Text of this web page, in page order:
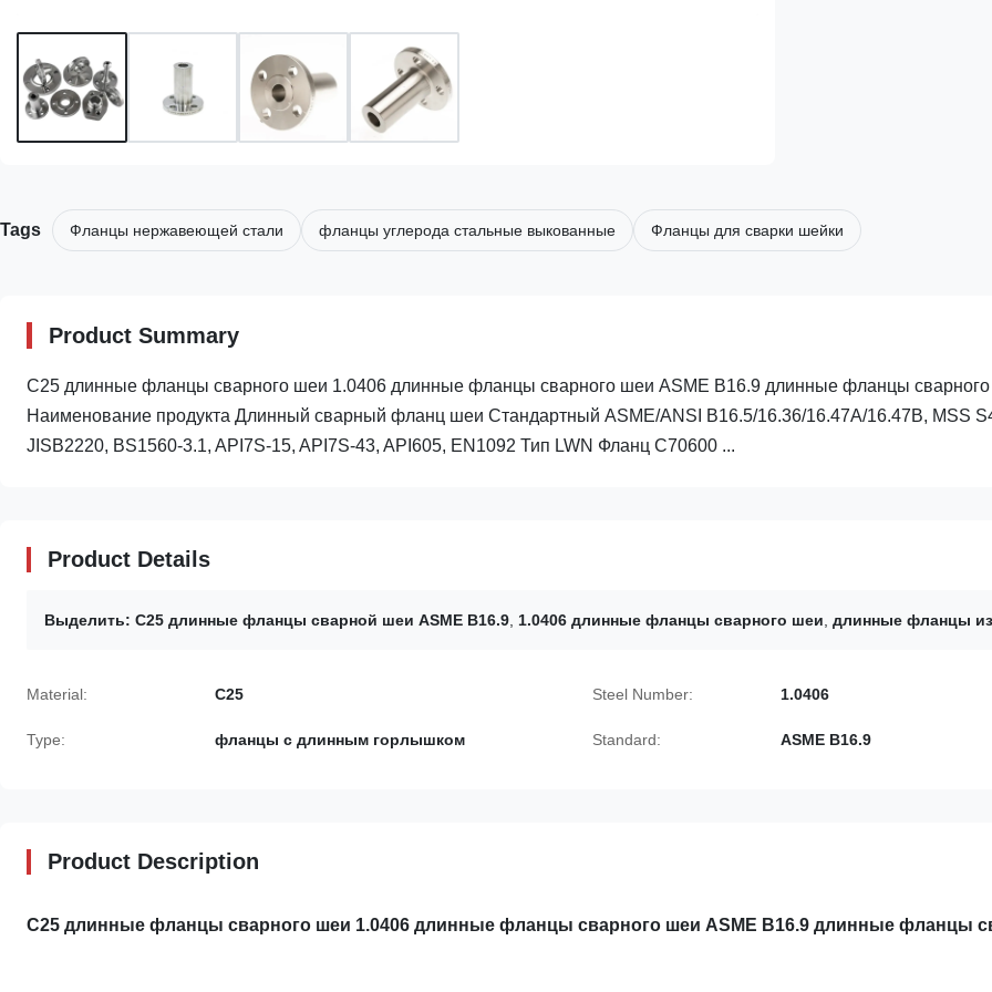
Tags Фланцы нержавеющей стали фланцы углерода стальные выкованные Фланцы для сварки шейки
Product Summary
C25 длинные фланцы сварного шеи 1.0406 длинные фланцы сварного шеи ASME B16.9 длинные фланцы
Наименование продукта Длинный сварный фланц шеи Стандартный ASME/ANSI B16.5/16.36/16.47A/16.47B, MSS
JISB2220, BS1560-3.1, API7S-15, API7S-43, API605, EN1092 Тип LWN Фланц C70600 ...
Product Details
Выделить: C25 длинные фланцы сварной шеи ASME B16.9 1.0406 длинные фланцы сварного шеи длинные фланцы
Material: C25 Steel Number: 1.0406
Type: фланцы с длинным горлышком Standard: ASME B16.9
Product Description
C25 длинные фланцы сварного шеи 1.0406 длинные фланцы сварного шеи ASME B16.9 длинные фланцы